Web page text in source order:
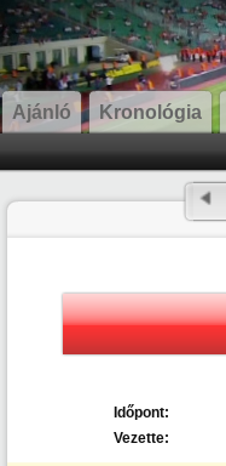
Ajánló Kronológia
Időpont:
Vezette: